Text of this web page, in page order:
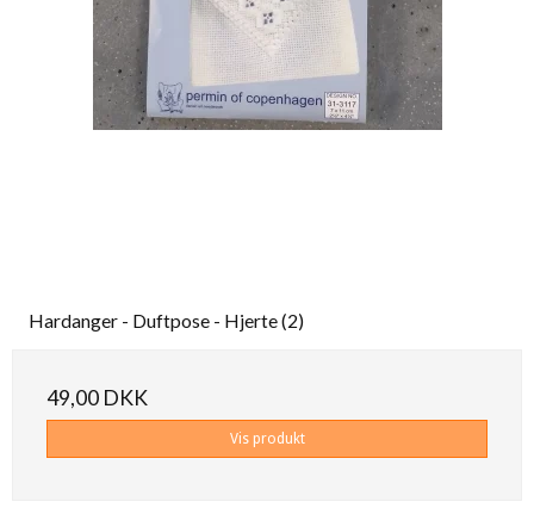
Hardanger - Duftpose - Hjerte (2)
49,00 DKK
Vis produkt